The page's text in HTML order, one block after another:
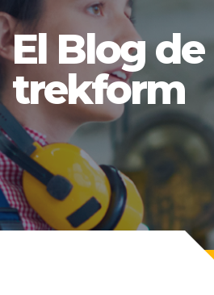
El Blog de
trekform